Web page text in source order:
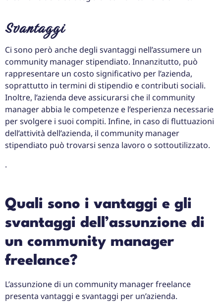
Svantaggi
Ci sono però anche degli svantaggi nell’assumere un
community manager stipendiato. Innanzitutto, può
rappresentare un costo significativo per l’azienda,
soprattutto in termini di stipendio e contributi sociali.
Inoltre, l’azienda deve assicurarsi che il community
manager abbia le competenze e l’esperienza necessarie
per svolgere i suoi compiti. Infine, in caso di fluttuazioni
dell’attività dell’azienda, il community manager
stipendiato può trovarsi senza lavoro o sottoutilizzato.
.
Quali sono i vantaggi e gli
svantaggi dell’assunzione di
un community manager
freelance?
L’assunzione di un community manager freelance
presenta vantaggi e svantaggi per un’azienda.